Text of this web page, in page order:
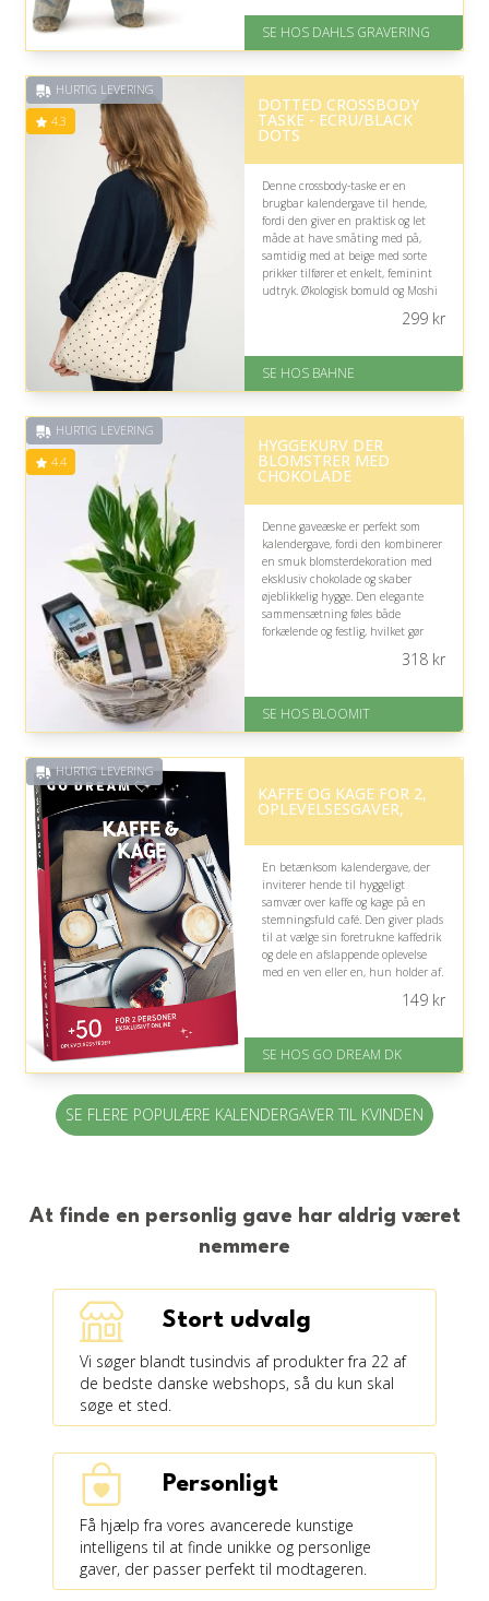
På lager
Levering: 2-3 dage
på 4.8 ud af 5
SE HOS DAHLS GRAVERING
HURTIG LEVERING
4.3
DOTTED CROSSBODY
TASKE - ECRU/BLACK
DOTS
Denne crossbody-taske er en
brugbar kalendergave til hende,
fordi den giver en praktisk og let
måde at have småting med på,
samtidig med at beige med sorte
prikker tilfører et enkelt, feminint
udtryk. Økologisk bomuld og Moshi
På lager
Levering: 1-3 hverdage
Fremragende Trustpilot rating
299kr
SE HOS BAHNE
HURTIG LEVERING
4.4
HYGGEKURV DER
BLOMSTRER MED
CHOKOLADE
Denne gaveæske er perfekt som
kalendergave, fordi den kombinerer
en smuk blomsterdekoration med
eksklusiv chokolade og skaber
øjeblikkelig hygge. Den elegante
sammensætning føles både
forkælende og festlig, hvilket gør
På lager
Levering: samme dag eller efter
Fremragende Trustpilot rating
318kr
SE HOS BLOOMIT
HURTIG LEVERING
KAFFE OG KAGE FOR 2,
OPLEVELSESGAVER,
En betænksom kalendergave, der
inviterer hende til hyggeligt
samvær over kaffe og kage på en
stemningsfuld café. Den giver plads
til at vælge sin foretrukne kaffedrik
og dele en afslappende oplevelse
med en ven eller en, hun holder af.
149kr
SE HOS GO DREAM DK
SE FLERE POPULÆRE KALENDERGAVER TIL KVINDEN
At finde en personlig gave har aldrig været
nemmere
Stort udvalg
Vi søger blandt tusindvis af produkter fra 22 af
de bedste danske webshops, så du kun skal
søge et sted.
Personligt
Få hjælp fra vores avancerede kunstige
intelligens til at finde unikke og personlige
gaver, der passer perfekt til modtageren.